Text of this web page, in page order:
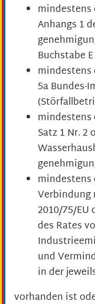
mindestens
Anhangs 1
Buchstabe
mindestens
5a Bundes-
mindestens
Satz 1 Nr. 2
mindestens
Verbindung
2010/75/EU
des Rates
und
in der
vorhanden ist